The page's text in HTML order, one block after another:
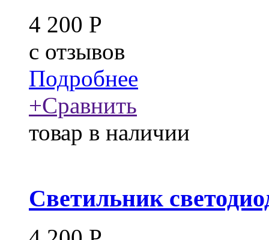
4 200 Р
c отзывов
Подробнее
+Сравнить
товар в наличии
Светильник